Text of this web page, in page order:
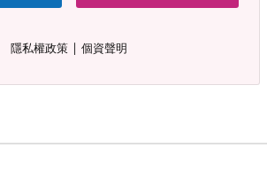
隱私權政策 ∣ 個資聲明